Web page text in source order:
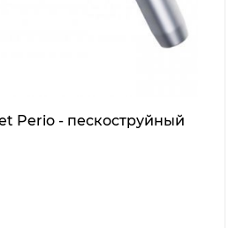
Perio - пескоструйный